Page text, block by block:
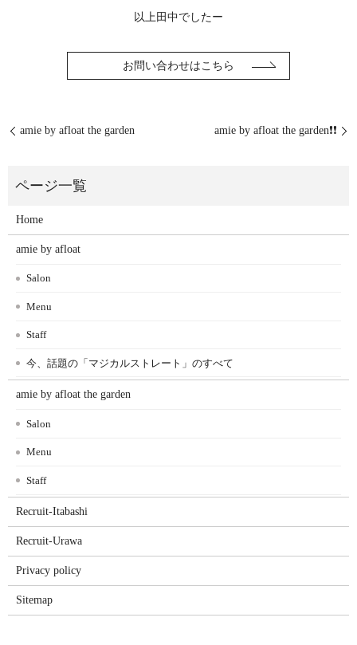
以上田中でしたー
お問い合わせはこちら
amie by afloat the garden amie by afloat the garden❗️❗️
Home
amie by afloat
Salon
Menu
Staff
今、話題の「マジカルストレート」のすべて
amie by afloat the garden
Salon
Menu
Staff
Recruit-Itabashi
Recruit-Urawa
Privacy policy
Sitemap